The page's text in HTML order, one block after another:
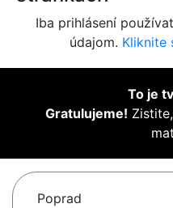
Iba prihlásení
údajom. Kliknite
To je
Gratulujeme!
Poprad